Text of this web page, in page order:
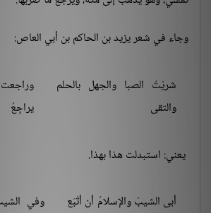
وجاء في شعر يزيد بن الحاكم بن أبي العاص:
شريْتُ الصبا والجهل بالحلم
والتقى
يراجِعُ
يعني: استبدلت هذا بهذا.
أبى الشيبُ والإسلامُ أن أتْبَع
وفي